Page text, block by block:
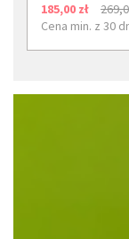
185,00 zł
Cena min. z 30